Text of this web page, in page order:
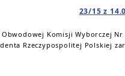
23/15 z
Obwodowej Komisji Wyborczej
Rzeczypospolitej Polskiej